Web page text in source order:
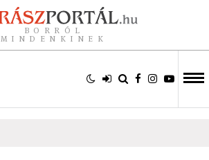
BORRÓL
MINDENKINEK